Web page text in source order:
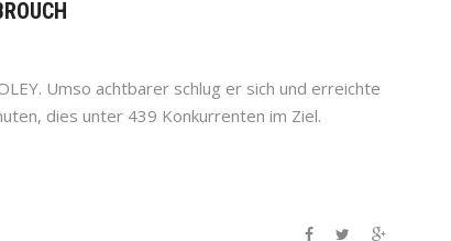
Umso achtbarer schlug er sich und erreichte
dies unter 439 Konkurrenten im Ziel.